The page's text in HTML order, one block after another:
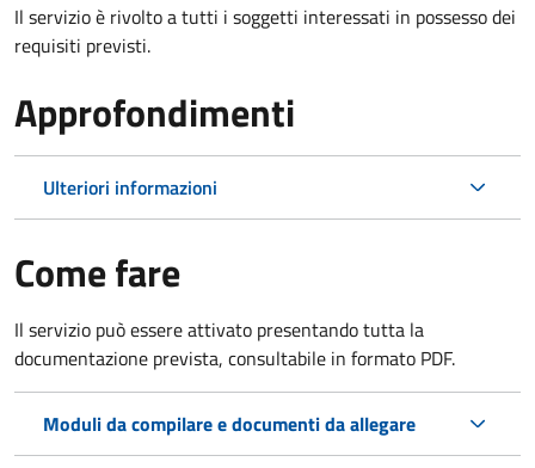
Il servizio è rivolto a tutti i soggetti interessati in possesso dei
requisiti previsti.
Approfondimenti
Ulteriori informazioni
Come fare
Il servizio può essere attivato presentando tutta la
documentazione prevista, consultabile in formato PDF.
Moduli da compilare e documenti da allegare